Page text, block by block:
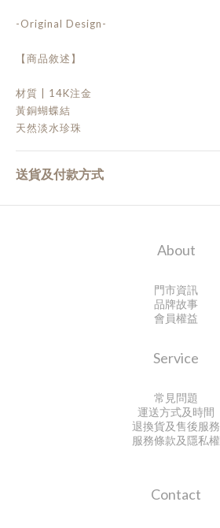
-Original Design-
【商品敘述】
材質 | 14K注金
黃銅蝴蝶結
天然淡水珍珠
送貨及付款方式
About
門市資訊
品牌故事
會員權益
Service
常見問題
運送方式及時間
退換貨及售後服務
服務條款及隱私權
Contact